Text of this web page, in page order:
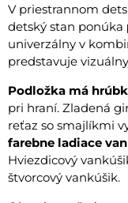
V priestrannom
detský stan ponúka
univerzálny v
predstavuje
Podložka má
pri hraní. Zladená
reťaz so smajlíkmi
farebne ladiace
Hviezdicový
štvorcový vankúšik.